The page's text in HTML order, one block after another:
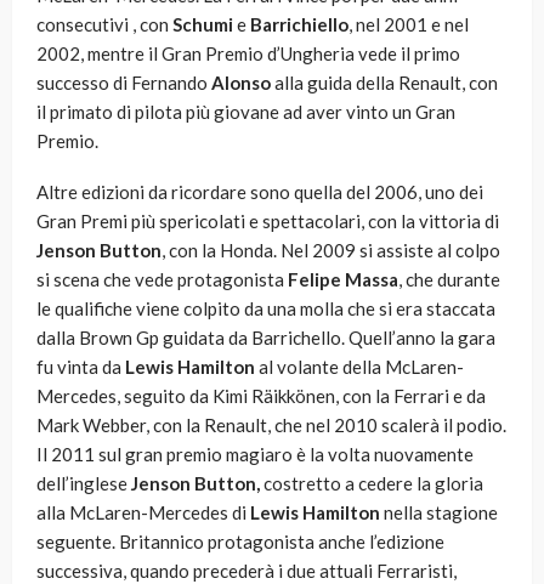
consecutivi , con Schumie Barrichiello, nel 2001 e nel
2002, mentre il Gran Premio d’Ungheria vede il primo
successo di Fernando Alonsoalla guida della Renault, con
il primato di pilota più giovane ad aver vinto un Gran
Premio.
Altre edizioni da ricordare sono quella del 2006, uno dei
Gran Premi più spericolati e spettacolari, con la vittoria di
Jenson Button, con la Honda. Nel 2009 si assiste al colpo
si scena che vede protagonista Felipe Massa, che durante
le qualifiche viene colpito da una molla che si era staccata
dalla Brown Gp guidata da Barrichello. Quell’anno la gara
fu vinta da Lewis Hamilton al volante della McLaren-
Mercedes, seguito da Kimi Räikkönen, con la Ferrari e da
Mark Webber, con la Renault, che nel 2010 scalerà il podio.
Il 2011 sul gran premio magiaro è la volta nuovamente
dell’ingleseJenson Button,costretto a cedere la gloria
alla McLaren-Mercedes di Lewis Hamilton nella stagione
seguente. Britannico protagonista anche l’edizione
successiva, quando precederà i due attuali Ferraristi,